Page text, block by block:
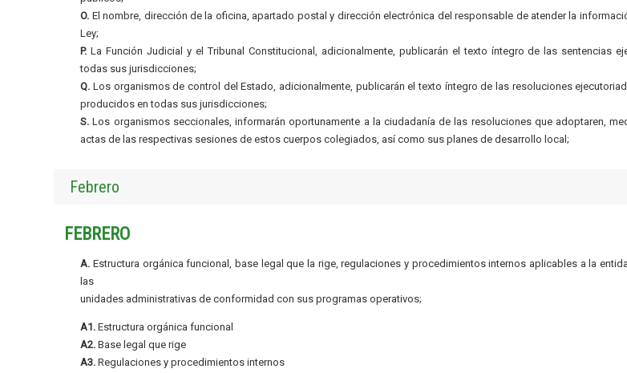
O. El nombre, dirección de la oficina, apartado postal y dirección electrónica del responsable de atender la
Ley;
P. La Función Judicial y el Tribunal Constitucional, adicionalmente, publicarán el texto íntegro de las sentencias
todas sus jurisdicciones;
Q. Los organismos de control del Estado, adicionalmente, publicarán el texto íntegro de las resoluciones
producidos en todas sus jurisdicciones;
S. Los organismos seccionales, informarán oportunamente a la ciudadanía de las resoluciones que adoptaren,
actas de las respectivas sesiones de estos cuerpos colegiados, así como sus planes de desarrollo local;
Febrero
FEBRERO
A. Estructura orgánica funcional, base legal que la rige, regulaciones y procedimientos internos aplicables a la
las
unidades administrativas de conformidad con sus programas operativos;
A1. Estructura orgánica funcional
A2. Base legal que rige
A3. Regulaciones y procedimientos internos